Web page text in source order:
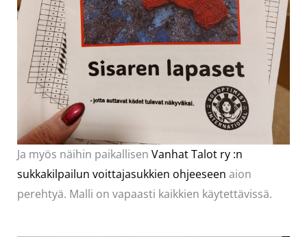
Ja myös näihin paikallisen Vanhat Talot ry :n
sukkakilpailun voittajasukkien ohjeeseen aion
perehtyä. Malli on vapaasti kaikkien käytettävissä.